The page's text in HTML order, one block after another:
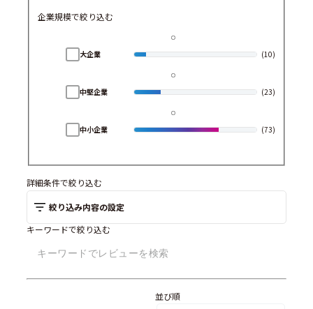
企業規模で絞り込む
大企業 (10)
中堅企業 (23)
中小企業 (73)
詳細条件で絞り込む
絞り込み内容の設定
キーワードで絞り込む
並び順